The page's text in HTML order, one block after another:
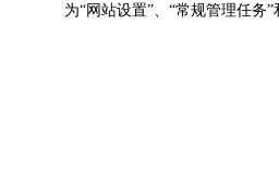
为“网站设置”、“常规管理任务